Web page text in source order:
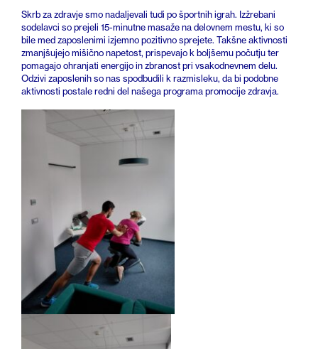
Skrb za zdravje smo nadaljevali tudi po športnih igrah. Izžrebani
sodelavci so prejeli 15-minutne masaže na delovnem mestu, ki so
bile med zaposlenimi izjemno pozitivno sprejete. Takšne aktivnosti
zmanjšujejo mišično napetost, prispevajo k boljšemu počutju ter
pomagajo ohranjati energijo in zbranost pri vsakodnevnem delu.
Odzivi zaposlenih so nas spodbudili k razmisleku, da bi podobne
aktivnosti postale redni del našega programa promocije zdravja.